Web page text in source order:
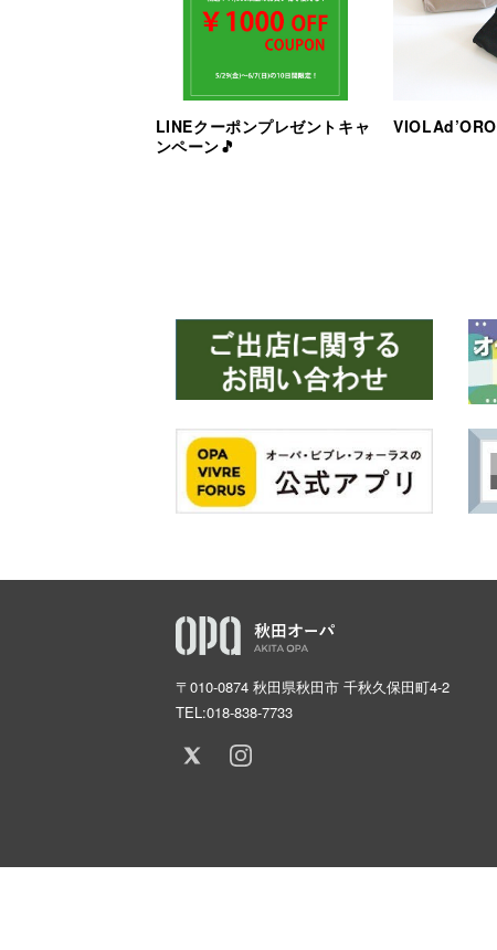
LINEクーポンプレゼントキャ
ンペーン🎵
VIOLAd’ORO
〒010-0874 秋田県秋田市 千秋久保田町4-2
TEL:018-838-7733